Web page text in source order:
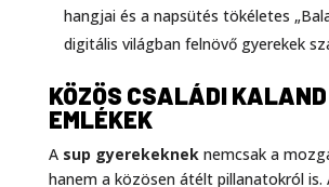
hangjai és a napsütés tökéletes
digitális világban felnövő gyerekek
KÖZÖS CSALÁDI KALAND
EMLÉKEK
A sup gyerekekneknemcsak a
hanem a közösen átélt pillanatokról